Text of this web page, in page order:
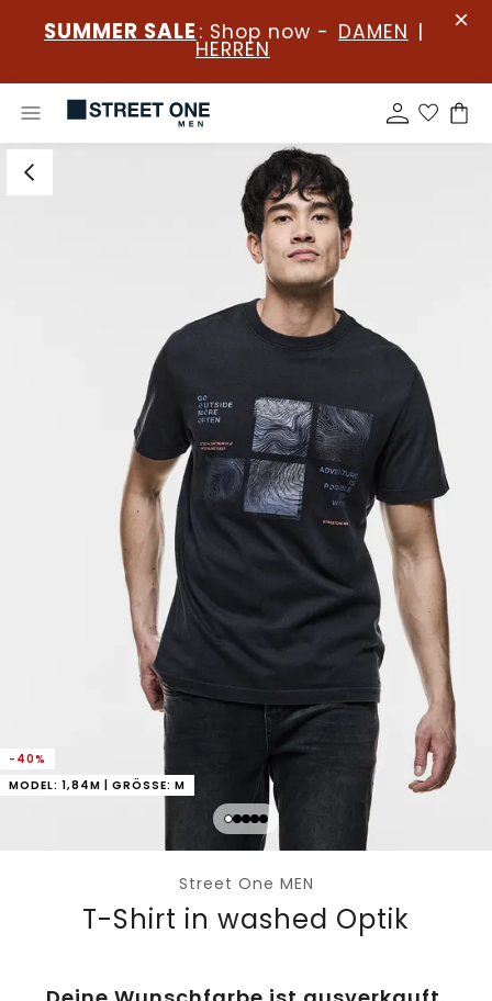
SUMMER SALE : Shop now - DAMEN |
HERREN
-40%
MODEL: 1,84M | GRÖSSE: M
Street One MEN
T-Shirt in washed Optik